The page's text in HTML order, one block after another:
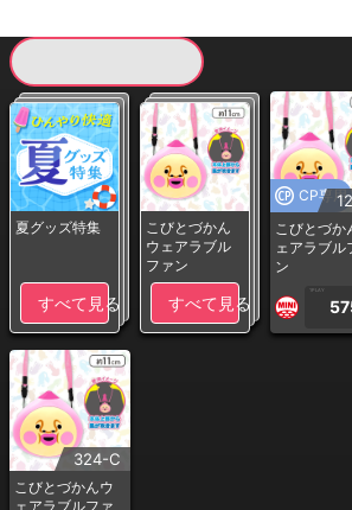
夏グッズ特集
すべて見る
こびとづかん
ウェアラブル
ファン
すべて見る
CP専用
こびとづか
ェアラブル
ン
1PLAY
324-C
こびとづかんウ
ェアラブルファ